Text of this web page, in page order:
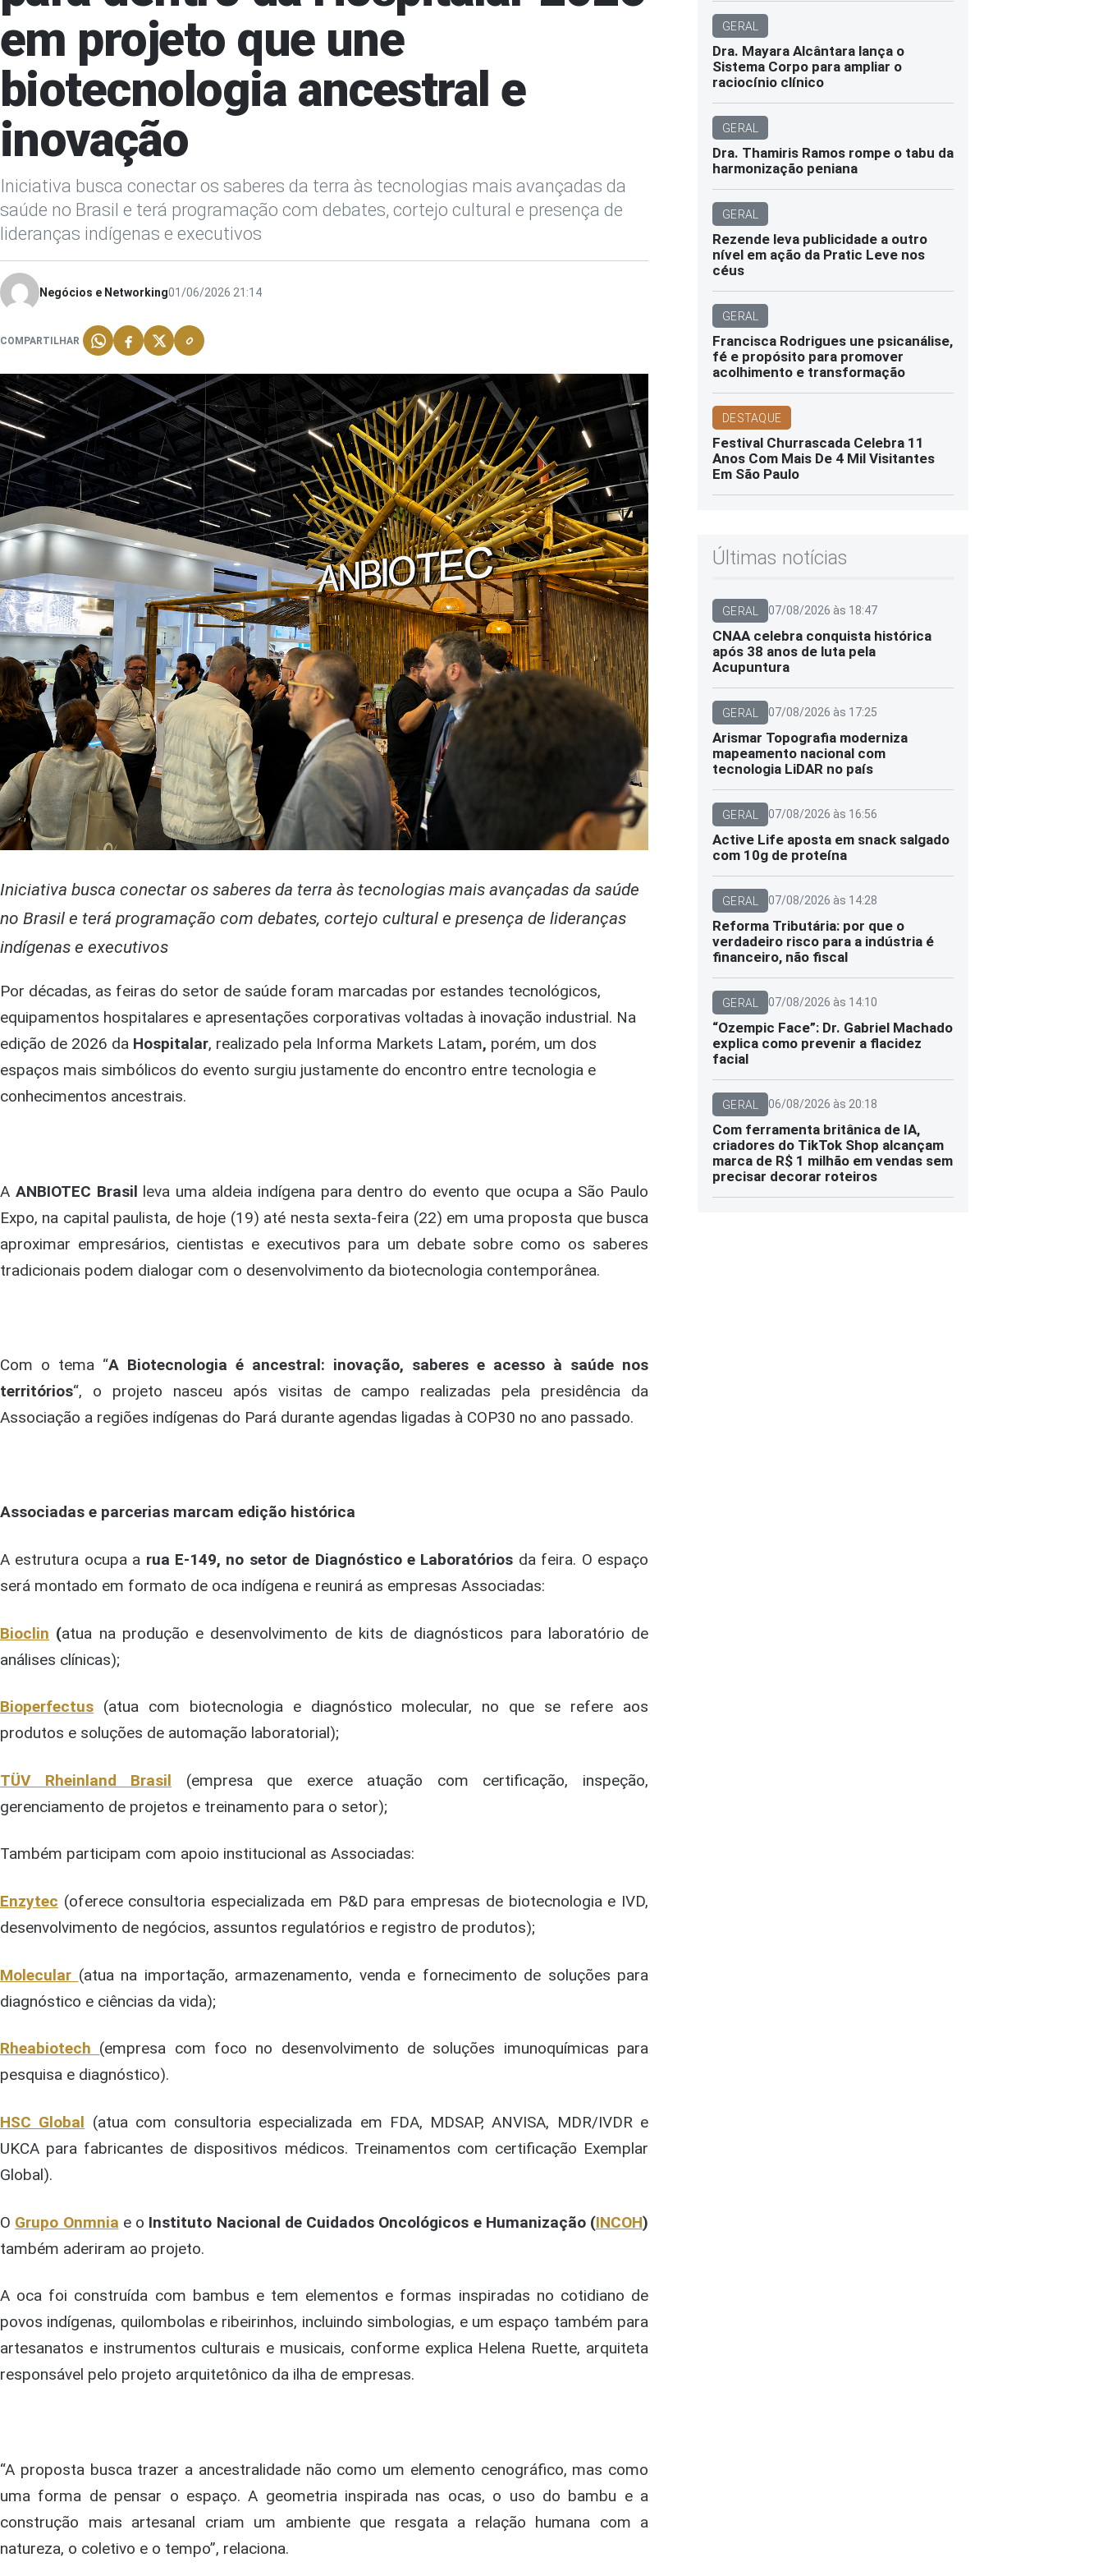
em projeto que une
biotecnologia ancestral e
inovação
Iniciativa busca conectar os saberes da terra às tecnologias mais avançadas da
saúde no Brasil e terá programação com debates, cortejo cultural e presença de
lideranças indígenas e executivos
Negócios e Networking01/06/2026 21:14
COMPARTILHAR
Iniciativa busca conectar os saberes da terra às tecnologias mais avançadas da saúde
no Brasil e terá programação com debates, cortejo cultural e presença de lideranças
indígenas e executivos
Por décadas, as feiras do setor de saúde foram marcadas por estandes tecnológicos,
equipamentos hospitalares e apresentações corporativas voltadas à inovação industrial. Na
edição de 2026 da Hospitalar, realizado pela Informa Markets Latam, porém, um dos
espaços mais simbólicos do evento surgiu justamente do encontro entre tecnologia e
conhecimentos ancestrais.
A ANBIOTEC Brasil leva uma aldeia indígena para dentro do evento que ocupa a São Paulo
Expo, na capital paulista, de hoje (19) até nesta sexta-feira (22) em uma proposta que busca
aproximar empresários, cientistas e executivos para um debate sobre como os saberes
tradicionais podem dialogar com o desenvolvimento da biotecnologia contemporânea.
Com o tema “A Biotecnologia é ancestral: inovação, saberes e acesso à saúde nos
territórios“, o projeto nasceu após visitas de campo realizadas pela presidência da
Associação a regiões indígenas do Pará durante agendas ligadas à COP30 no ano passado.
Associadas e parcerias marcam edição histórica
A estrutura ocupa a rua E-149, no setor de Diagnóstico e Laboratórios da feira. O espaço
será montado em formato de oca indígena e reunirá as empresas Associadas:
Bioclin (atua na produção e desenvolvimento de kits de diagnósticos para laboratório de
análises clínicas);
Bioperfectus (atua com biotecnologia e diagnóstico molecular, no que se refere aos
produtos e soluções de automação laboratorial);
TÜV Rheinland Brasil (empresa que exerce atuação com certificação, inspeção,
gerenciamento de projetos e treinamento para o setor);
Também participam com apoio institucional as Associadas:
Enzytec (oferece consultoria especializada em P&D para empresas de biotecnologia e IVD,
desenvolvimento de negócios, assuntos regulatórios e registro de produtos);
Molecular (atua na importação, armazenamento, venda e fornecimento de soluções para
diagnóstico e ciências da vida);
Rheabiotech (empresa com foco no desenvolvimento de soluções imunoquímicas para
pesquisa e diagnóstico).
HSC Global (atua com consultoria especializada em FDA, MDSAP, ANVISA, MDR/IVDR e
UKCA para fabricantes de dispositivos médicos. Treinamentos com certificação Exemplar
Global).
O Grupo Onmnia e o Instituto Nacional de Cuidados Oncológicos e Humanização (INCOH)
também aderiram ao projeto.
A oca foi construída com bambus e tem elementos e formas inspiradas no cotidiano de
povos indígenas, quilombolas e ribeirinhos, incluindo simbologias, e um espaço também para
artesanatos e instrumentos culturais e musicais, conforme explica Helena Ruette, arquiteta
responsável pelo projeto arquitetônico da ilha de empresas.
“A proposta busca trazer a ancestralidade não como um elemento cenográfico, mas como
uma forma de pensar o espaço. A geometria inspirada nas ocas, o uso do bambu e a
construção mais artesanal criam um ambiente que resgata a relação humana com a
natureza, o coletivo e o tempo”, relaciona.
GERAL
Dra. Mayara Alcântara lança o
Sistema Corpo para ampliar o
raciocínio clínico
GERAL
Dra. Thamiris Ramos rompe o tabu da
harmonização peniana
GERAL
Rezende leva publicidade a outro
nível em ação da Pratic Leve nos
céus
GERAL
Francisca Rodrigues une psicanálise,
fé e propósito para promover
acolhimento e transformação
DESTAQUE
Festival Churrascada Celebra 11
Anos Com Mais De 4 Mil Visitantes
Em São Paulo
Últimas notícias
GERAL 07/08/2026 às 18:47
CNAA celebra conquista histórica
após 38 anos de luta pela
Acupuntura
GERAL 07/08/2026 às 17:25
Arismar Topografia moderniza
mapeamento nacional com
tecnologia LiDAR no país
GERAL 07/08/2026 às 16:56
Active Life aposta em snack salgado
com 10g de proteína
GERAL 07/08/2026 às 14:28
Reforma Tributária: por que o
verdadeiro risco para a indústria é
financeiro, não fiscal
GERAL 07/08/2026 às 14:10
“Ozempic Face”: Dr. Gabriel Machado
explica como prevenir a flacidez
facial
GERAL 06/08/2026 às 20:18
Com ferramenta britânica de IA,
criadores do TikTok Shop alcançam
marca de R$ 1 milhão em vendas sem
precisar decorar roteiros